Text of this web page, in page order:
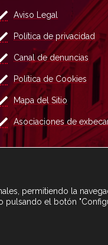
Aviso Legal
Política de privacidad
Canal de denuncias
Política de Cookies
Mapa del Sitio
Asociaciones de
permitiendo la
pulsando el botón